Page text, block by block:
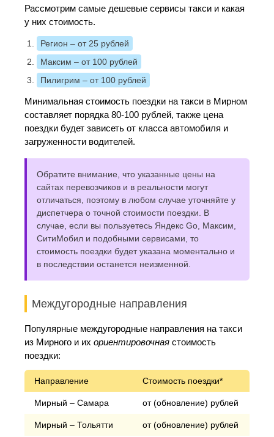
Рассмотрим самые дешевые сервисы такси и какая
у них стоимость.
Регион – от 25 рублей
Максим – от 100 рублей
Пилигрим – от 100 рублей
Минимальная стоимость поездки на такси в Мирном
составляет порядка 80-100 рублей, также цена
поездки будет зависеть от класса автомобиля и
загруженности водителей.
Обратите внимание, что указанные цены на
сайтах перевозчиков и в реальности могут
отличаться, поэтому в любом случае уточняйте у
диспетчера о точной стоимости поездки. В
случае, если вы пользуетесь Яндекс Go, Максим,
СитиМобил и подобными сервисами, то
стоимость поездки будет указана моментально и
в последствии останется неизменной.
Междугородные направления
Популярные междугородные направления на такси
из Мирного и их ориентировочная стоимость
поездки:
Направление Стоимость поездки*
Мирный – Самара от (обновление) рублей
Мирный – Тольятти от (обновление) рублей